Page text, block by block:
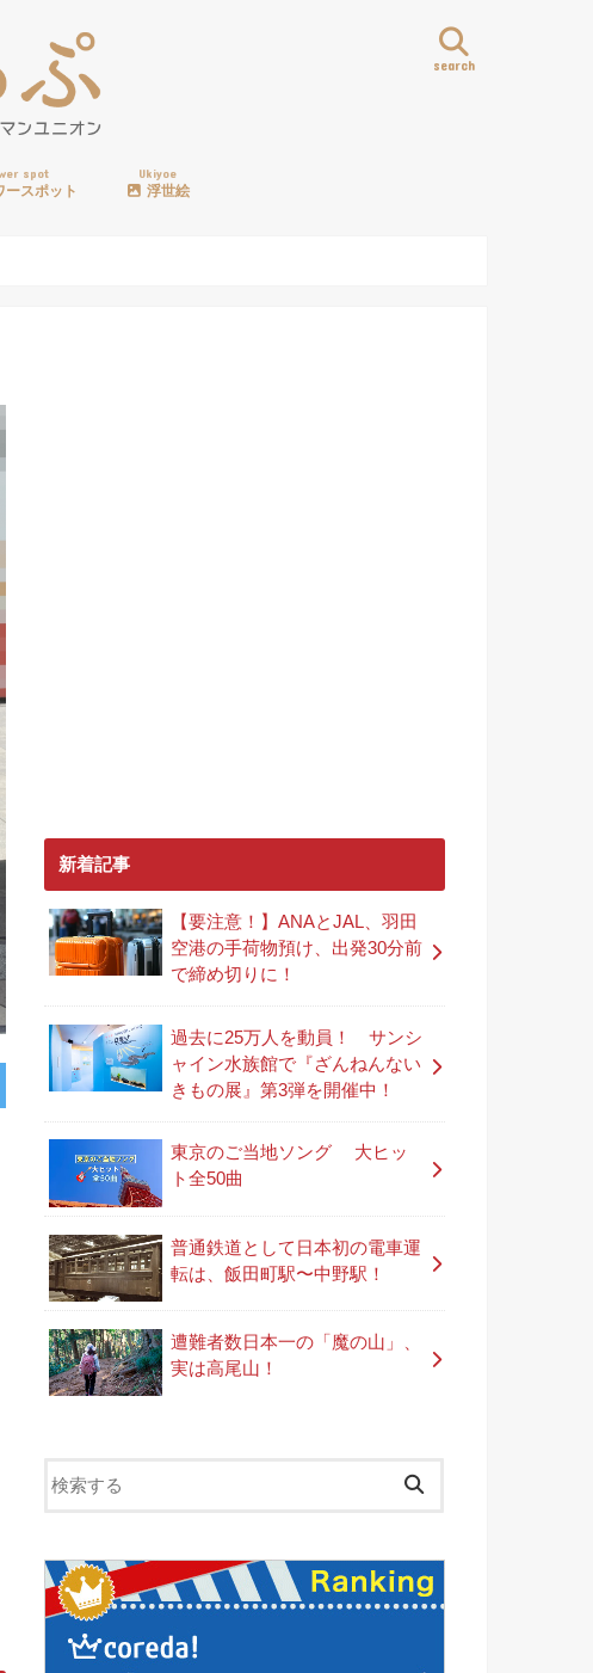
search
spot
ースポット
Ukiyoe
浮世絵
新着記事
【要注意！】ANAとJAL、羽田
空港の手荷物預け、出発30分前
で締め切りに！
過去に25万人を動員！ サンシ
ャイン水族館で『ざんねんない
きもの展』第3弾を開催中！
東京のご当地ソング 大ヒッ
ト全50曲
普通鉄道として日本初の電車運
転は、飯田町駅〜中野駅！
遭難者数日本一の「魔の山」、
実は高尾山！